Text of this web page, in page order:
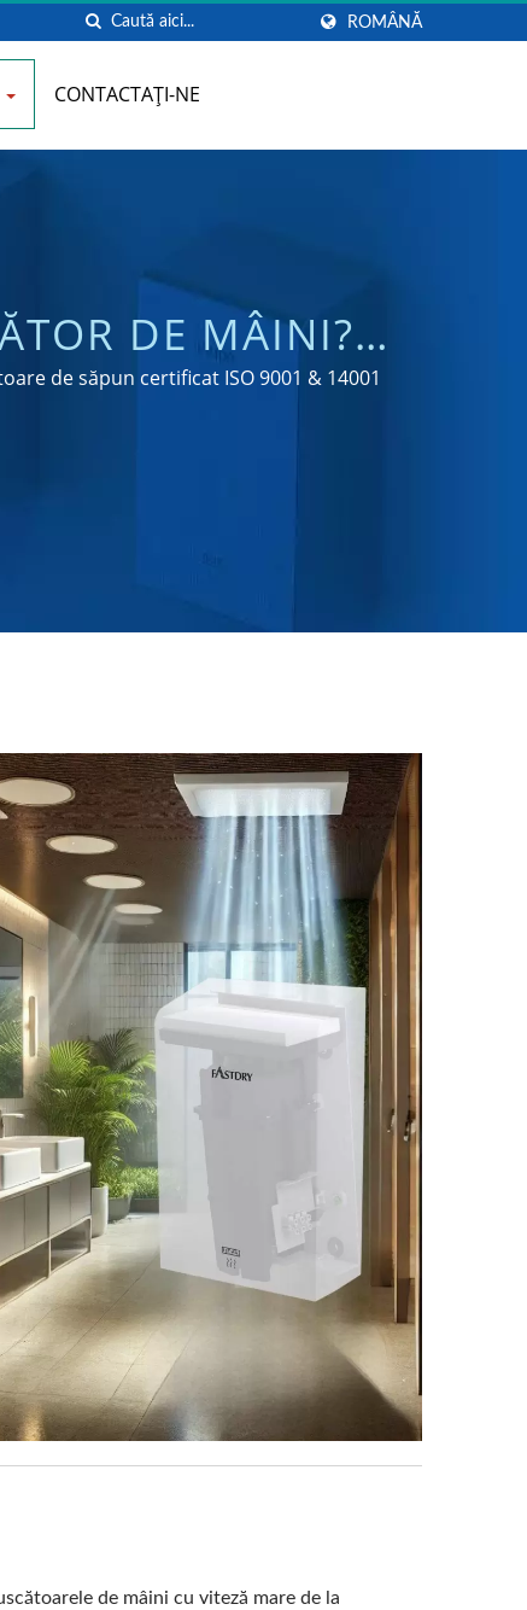
ROMÂNĂ
CONTACTAȚI-NE
DE MÂINI? |
MÂINI PENTRU
de săpun certificat ISO 9001 & 14001
de mâini cu viteză mare de la